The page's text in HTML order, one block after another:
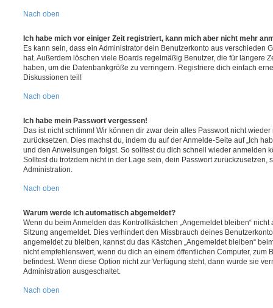
Nach oben
Ich habe mich vor einiger Zeit registriert, kann mich aber nicht mehr
Es kann sein, dass ein Administrator dein Benutzerkonto aus verschieden
hat. Außerdem löschen viele Boards regelmäßig Benutzer, die für längere
haben, um die Datenbankgröße zu verringern. Registriere dich einfach
Diskussionen teil!
Nach oben
Ich habe mein Passwort vergessen!
Das ist nicht schlimm! Wir können dir zwar dein altes Passwort nicht
zurücksetzen. Dies machst du, indem du auf der Anmelde-Seite auf „Ich
und den Anweisungen folgst. So solltest du dich schnell wieder anmelden
Solltest du trotzdem nicht in der Lage sein, dein Passwort zurückzusetzen,
Administration.
Nach oben
Warum werde ich automatisch abgemeldet?
Wenn du beim Anmelden das Kontrollkästchen „Angemeldet bleiben“
Sitzung angemeldet. Dies verhindert den Missbrauch deines
angemeldet zu bleiben, kannst du das Kästchen „Angemeldet bleiben“
nicht empfehlenswert, wenn du dich an einem öffentlichen Computer, zum
befindest. Wenn diese Option nicht zur Verfügung steht, dann wurde sie
Administration ausgeschaltet.
Nach oben